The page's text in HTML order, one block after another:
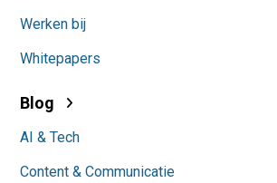
Werken bij
Whitepapers
Blog
AI & Tech
Content & Communicatie